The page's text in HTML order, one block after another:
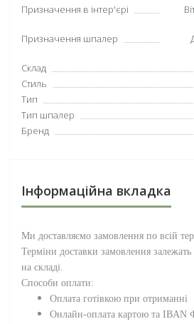
Призначення в інтер'єрі
Призначення шпалер
Склад
Стиль
Тип
Тип шпалер
Бренд
Інформаційна вкладка
Ми доставляємо замовлення по всій
Терміни доставки замовлення залежать
на складі.
Способи оплати:
Оплата готівкою при отриманні
Онлайн-оплата картою та